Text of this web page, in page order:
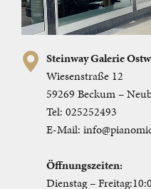
Steinway Galerie
Wiesenstraße 12
59269 Beckum –
Tel: 025252493
E-Mail:
Öffnungszeiten:
Dienstag – Freitag: